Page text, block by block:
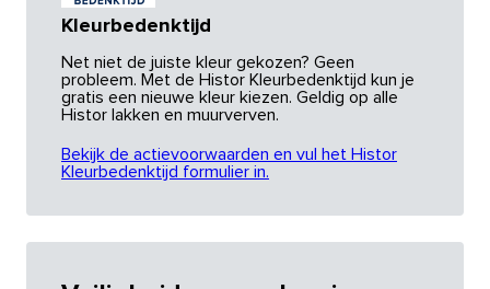
Kleurbedenktijd
Net niet de juiste kleur gekozen? Geen
probleem. Met de Histor Kleurbedenktijd kun je
gratis een nieuwe kleur kiezen. Geldig op alle
Histor lakken en muurverven.
Bekijk de actievoorwaarden en vul het Histor
Kleurbedenktijd formulier in.